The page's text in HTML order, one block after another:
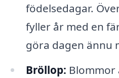
födelsedagar.
fyller år med en
göra dagen ännu
Bröllop: Blommor